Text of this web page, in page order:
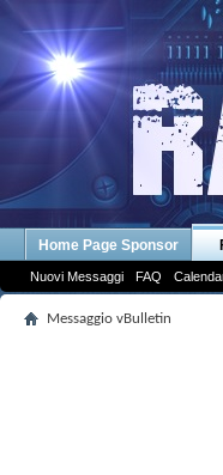
Home Page Sponsor
Nuovi Messaggi FAQ
Messaggio vBulletin